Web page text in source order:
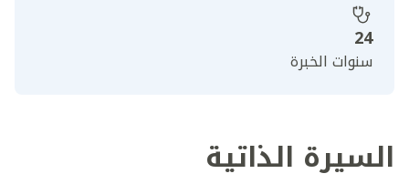
24
سنوات الخبرة
السيرة الذاتية